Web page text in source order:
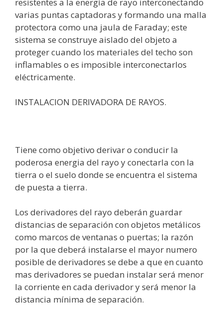
varias puntas captadoras y formando una malla
protectora como una jaula de Faraday; este
sistema se construye aislado del objeto a
proteger cuando los materiales del techo son
inflamables o es imposible interconectarlos
eléctricamente.
INSTALACION DERIVADORA DE RAYOS.
Tiene como objetivo derivar o conducir la
poderosa energia del rayo y conectarla con la
tierra o el suelo donde se encuentra el sistema
de puesta a tierra.
Los derivadores del rayo deberán guardar
distancias de separación con objetos metálicos
como marcos de ventanas o puertas; la razón
por la que deberá instalarse el mayor numero
posible de derivadores se debe a que en cuanto
mas derivadores se puedan instalar será menor
la corriente en cada derivador y será menor la
distancia mínima de separación.